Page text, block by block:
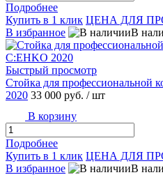
Подробнее
Купить в 1 клик ЦЕНА ДЛЯ
В избранное
В
Быстрый просмотр
Стойка для профессиональной
2020 33 000 руб. / шт
В корзину
Подробнее
Купить в 1 клик ЦЕНА ДЛЯ
В избранное
В